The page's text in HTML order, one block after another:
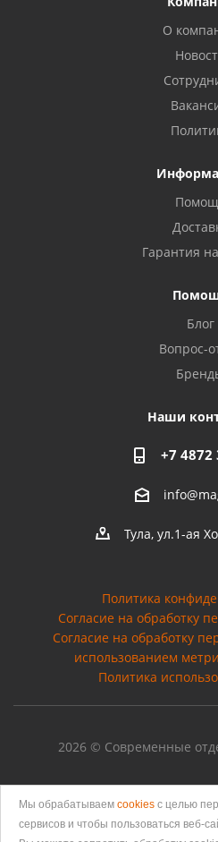
О
Гарантия
Блог
Вопрос-
Наши
+7 4872
Тула, ул.1-ая
Политика
Согласие на обработку
Cогласие на обработку
использованием
Политика
2026 © Современные
Версия
Мы обрабатываем cookies с целью
сервисов и чтобы пользоваться веб-